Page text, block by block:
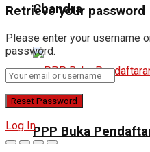
Chandra
PPP Buka
Retrieve your password
Please enter your username
password.
Log In